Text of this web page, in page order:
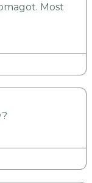
Most